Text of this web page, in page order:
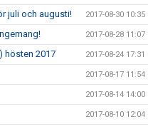
juli och augusti! 2017-08-30 10:35
2017-08-28 11:07
hösten 2017 2017-08-24 17:31
2017-08-17 11:54
2017-08-14 14:00
2017-08-10 12:04